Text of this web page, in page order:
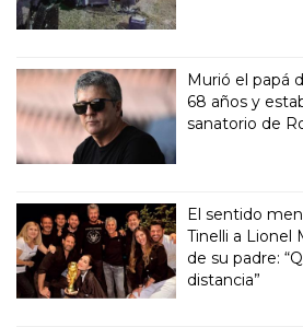
Murió el papá
68 años y
sanatorio de
El sentido
Tinelli a Lionel
de su padre:
distancia”